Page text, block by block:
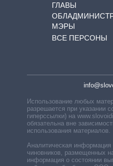
ГЛАВЫ
МЭРЫ
ВСЕ ПЕРСОНЫ
Использование любых
разрешается при указании
гиперссылки) на
обязательна вне
использования материалов.
Аналитическая
чиновников, размещенных
информация о состоянии